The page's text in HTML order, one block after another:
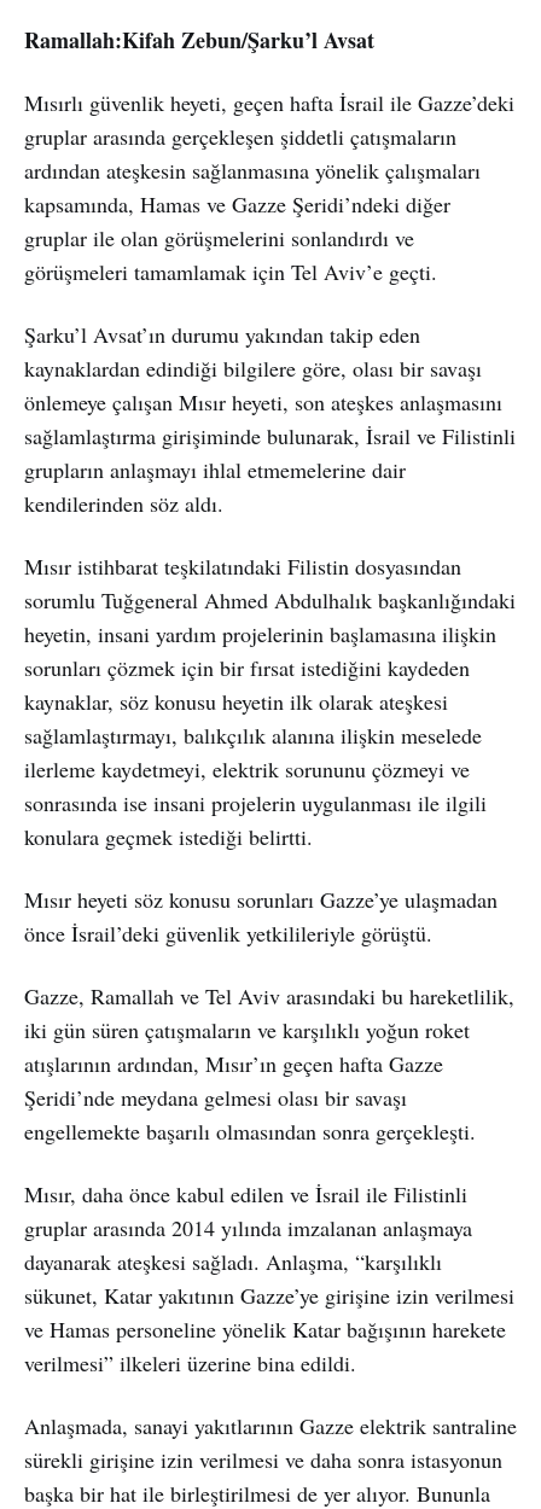
Ramallah:Kifah Zebun/Şarku’l Avsat
Mısırlı güvenlik heyeti, geçen hafta İsrail ile Gazze’deki
gruplar arasında gerçekleşen şiddetli çatışmaların
ardından ateşkesin sağlanmasına yönelik çalışmaları
kapsamında, Hamas ve Gazze Şeridi’ndeki diğer
gruplar ile olan görüşmelerini sonlandırdı ve
görüşmeleri tamamlamak için Tel Aviv’e geçti.
Şarku’l Avsat’ın durumu yakından takip eden
kaynaklardan edindiği bilgilere göre, olası bir savaşı
önlemeye çalışan Mısır heyeti, son ateşkes anlaşmasını
sağlamlaştırma girişiminde bulunarak, İsrail ve Filistinli
grupların anlaşmayı ihlal etmemelerine dair
kendilerinden söz aldı.
Mısır istihbarat teşkilatındaki Filistin dosyasından
sorumlu Tuğgeneral Ahmed Abdulhalık başkanlığındaki
heyetin, insani yardım projelerinin başlamasına ilişkin
sorunları çözmek için bir fırsat istediğini kaydeden
kaynaklar, söz konusu heyetin ilk olarak ateşkesi
sağlamlaştırmayı, balıkçılık alanına ilişkin meselede
ilerleme kaydetmeyi, elektrik sorununu çözmeyi ve
sonrasında ise insani projelerin uygulanması ile ilgili
konulara geçmek istediği belirtti.
Mısır heyeti söz konusu sorunları Gazze’ye ulaşmadan
önce İsrail’deki güvenlik yetkilileriyle görüştü.
Gazze, Ramallah ve Tel Aviv arasındaki bu hareketlilik,
iki gün süren çatışmaların ve karşılıklı yoğun roket
atışlarının ardından, Mısır’ın geçen hafta Gazze
Şeridi’nde meydana gelmesi olası bir savaşı
engellemekte başarılı olmasından sonra gerçekleşti.
Mısır, daha önce kabul edilen ve İsrail ile Filistinli
gruplar arasında 2014 yılında imzalanan anlaşmaya
dayanarak ateşkesi sağladı. Anlaşma, “karşılıklı
sükunet, Katar yakıtının Gazze’ye girişine izin verilmesi
ve Hamas personeline yönelik Katar bağışının harekete
verilmesi” ilkeleri üzerine bina edildi.
Anlaşmada, sanayi yakıtlarının Gazze elektrik santraline
sürekli girişine izin verilmesi ve daha sonra istasyonun
başka bir hat ile birleştirilmesi de yer alıyor. Bununla